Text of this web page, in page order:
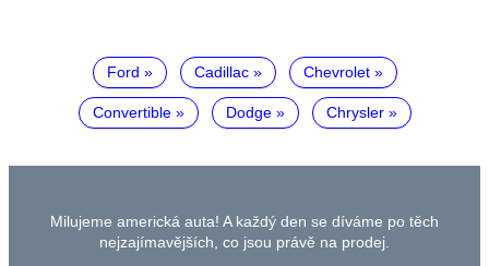
Ford Cadillac Chevrolet
Convertible Dodge Chrysler
Milujeme americká auta! A každý den se díváme po těch
nejzajímavějších, co jsou právě na prodej.